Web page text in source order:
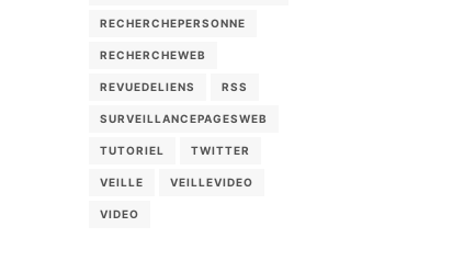
RECHERCHEPERSONNE
RECHERCHEWEB
REVUEDELIENS RSS
SURVEILLANCEPAGESWEB
TUTORIEL TWITTER
VEILLE VEILLEVIDEO
VIDEO